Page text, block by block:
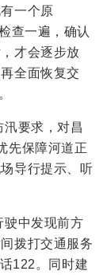
一个原
查一遍，确认
才会逐步放
全面恢复交
汛要求，对昌
先保障河道正
导行提示、听
驶中发现前方
拨打交通服务
122。同时建